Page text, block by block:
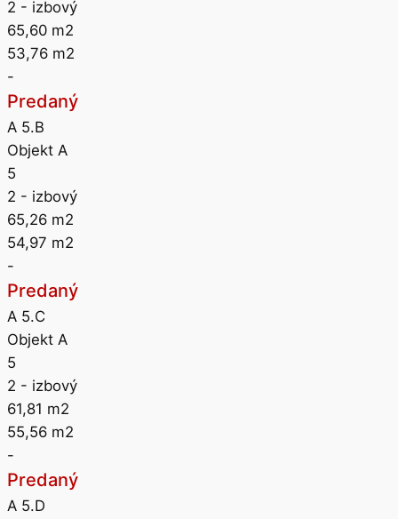
2 - izbový
65,60 m2
53,76 m2
-
Predaný
A 5.B
Objekt A
5
2 - izbový
65,26 m2
54,97 m2
-
Predaný
A 5.C
Objekt A
5
2 - izbový
61,81 m2
55,56 m2
-
Predaný
A 5.D